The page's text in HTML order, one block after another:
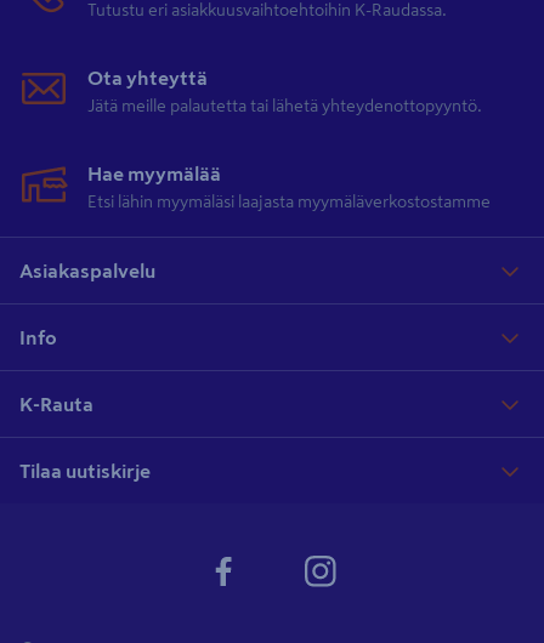
Tutustu eri asiakkuusvaihtoehtoihin K-Raudassa.
Ota yhteyttä
Jätä meille palautetta tai lähetä yhteydenottopyyntö.
Hae myymälää
Etsi lähin myymäläsi laajasta myymäläverkostostamme
Asiakaspalvelu
Info
K-Rauta
Tilaa uutiskirje